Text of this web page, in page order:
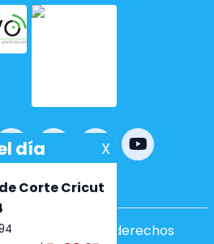
bynopCommerce
Todos los derechos